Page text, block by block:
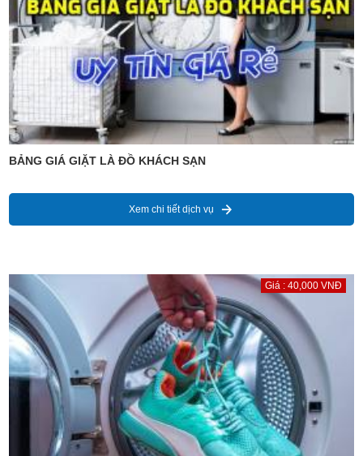
BẢNG GIÁ GIẶT LÀ ĐỒ KHÁCH SẠN
Xem chi tiết dịch vụ
Giá : 40,000 VNĐ